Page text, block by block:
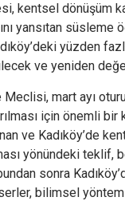
kentsel dönüşüm
yansıtan
yüzden
ve yeniden
mart ayı
için önemli bir
ve Kadıköy’de
yönündeki teklif,
sonra
bilimsel